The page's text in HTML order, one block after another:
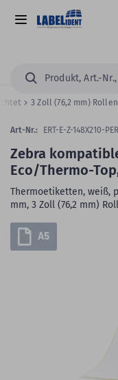
Hauptinhalt
springen
Alle
Suchen...
3 Zoll (76,2 mm)
Zum
der
Skip
the
Zebra
Eco/Thermo-
Thermoetiketten, weiß,
mm, 3 Zoll (76,2 mm)
Art-Nr.: ERT-E-Z-148X210-